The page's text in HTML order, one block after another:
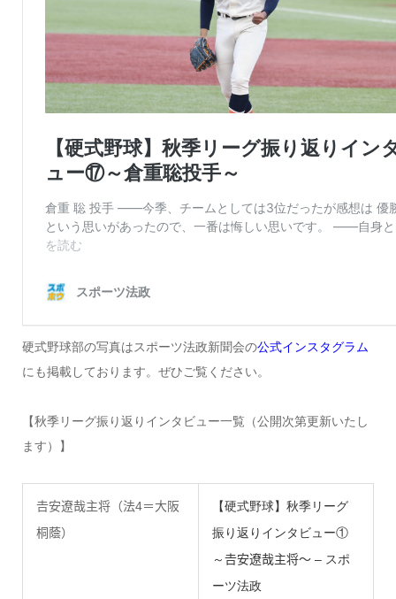
硬式野球部の写真はスポーツ法政新聞会の公式インスタグラム
にも掲載しております。ぜひご覧ください。
【秋季リーグ振り返りインタビュー一覧（公開次第更新いたし
ます）】
𠮷安遼哉主将（法4＝大阪
桐蔭）
【硬式野球】秋季リーグ
振り返りインタビュー①
～𠮷安遼哉主将～ – スポ
ーツ法政